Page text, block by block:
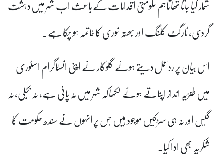
شمار کیا جاتا تھا تاہم حکومتی اقدامات کے باعث اب شہر میں دہشت
گردی، ٹارگٹ کلنگ اور بھتہ خوری کا خاتمہ ہو چکا ہے۔
اس بیان پر ردعمل دیتے ہوئے گلوکار نے اپنی انسٹاگرام اسٹوری
میں طنزیہ انداز اپناتے ہوئے لکھا کہ شہر میں نہ پانی ہے، نہ بجلی، نہ
گیس اور نہ ہی سڑکیں موجود ہیں جس پر انہوں نے سندھ حکومت کا
شکریہ بھی ادا کیا۔